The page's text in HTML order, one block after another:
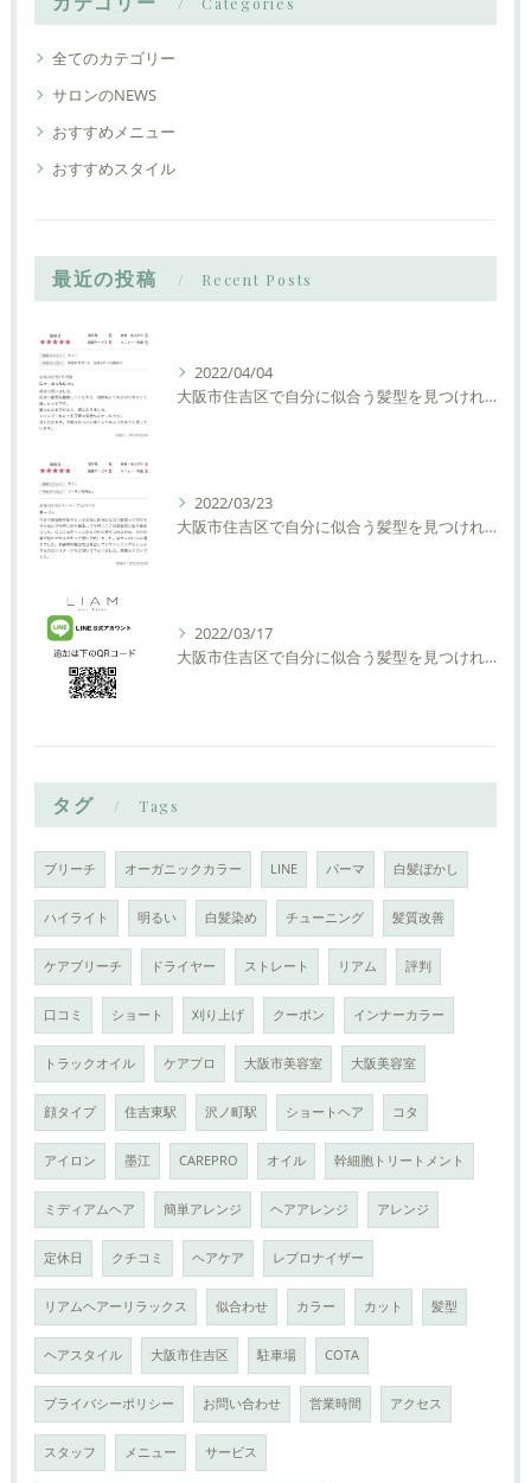
Categories
全てのカテゴリー
サロンのNEWS
おすすめメニュー
おすすめスタイル
最近の投稿 Recent Posts
2022/04/04
大阪市住吉区で自分に似合う髪型を見つけれる美容室ーLIAM hair Relaxーリアムヘアーリラックス
2022/03/23
大阪市住吉区で自分に似合う髪型を見つけれる美容室ーLIAM hair Relaxーリアムヘアーリラックス
2022/03/17
大阪市住吉区で自分に似合う髪型を見つけれる美容室ーLIAM hair Relaxーリアムヘアーリラックス
タグ Tags
ブリーチ オーガニックカラー LINE パーマ 白髪ぼかし
ハイライト 明るい 白髪染め チューニング 髪質改善
ケアブリーチ ドライヤー ストレート リアム 評判
口コミ ショート 刈り上げ クーポン インナーカラー
トラックオイル ケアプロ 大阪市美容室 大阪美容室
顔タイプ 住吉東駅 沢ノ町駅 ショートヘア コタ
アイロン 墨江 CAREPRO オイル 幹細胞トリートメント
ミディアムヘア 簡単アレンジ ヘアアレンジ アレンジ
定休日 クチコミ ヘアケア レプロナイザー
リアムヘアーリラックス 似合わせ カラー カット 髪型
ヘアスタイル 大阪市住吉区 駐車場 COTA
プライバシーポリシー お問い合わせ 営業時間 アクセス
スタッフ メニュー サービス